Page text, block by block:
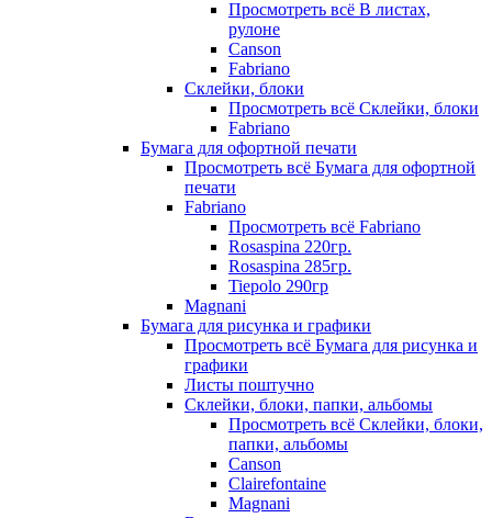
Просмотреть всё В листах,
рулоне
Canson
Fabriano
Склейки, блоки
Просмотреть всё Склейки, блоки
Fabriano
Бумага для офортной печати
Просмотреть всё Бумага для офортной
печати
Fabriano
Просмотреть всё Fabriano
Rosaspina 220гр.
Rosaspina 285гр.
Tiepolo 290гр
Magnani
Бумага для рисунка и графики
Просмотреть всё Бумага для рисунка и
графики
Листы поштучно
Склейки, блоки, папки, альбомы
Просмотреть всё Склейки, блоки,
папки, альбомы
Canson
Clairefontaine
Magnani